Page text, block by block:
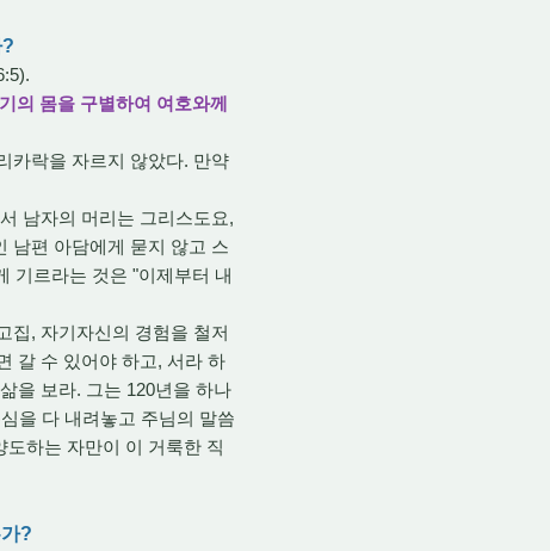
의 몸을 구별하여 여호와께
카락을 자르지 않았다. 만약
남자의 머리는 그리스도요,
남편 아담에게 묻지 않고 스
기르라는 것은 "이제부터 내
집, 자기자신의 경험을 철저
갈 수 있어야 하고, 서라 하
을 보라. 그는 120년을 하나
을 다 내려놓고 주님의 말씀
하는 자만이 이 거룩한 직
?